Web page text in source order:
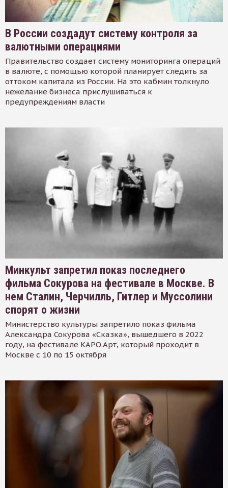
В России создадут систему контроля за
валютными операциями
Правительство создает систему мониторинга операций
в валюте, с помощью которой планирует следить за
оттоком капитала из России. На это кабмин толкнуло
нежелание бизнеса прислушиваться к
предупреждениям власти
Минкульт запретил показ последнего
фильма Сокурова на фестивале в Москве. В
нем Сталин, Черчилль, Гитлер и Муссолини
спорят о жизни
Министерство культуры запретило показ фильма
Александра Сокурова «Сказка», вышедшего в 2022
году, на фестивале КАРО.Арт, который проходит в
Москве с 10 по 15 октября